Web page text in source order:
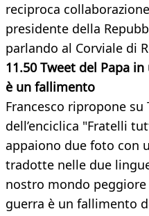
reciproca
presidente della
parlando al Corviale di
11.50 Tweet del Papa
è un fallimento
Francesco ripropone
dell’enciclica "Fratelli
appaiono due foto con
tradotte nelle due
nostro mondo
guerra è un fallimento